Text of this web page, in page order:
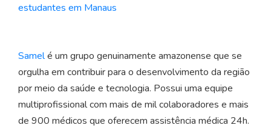
estudantes em Manaus
Samelé um grupo genuinamente amazonense que se
orgulha em contribuir para o desenvolvimento da região
por meio da saúde e tecnologia. Possui uma equipe
multiprofissional com mais de mil colaboradores e mais
de 900 médicos que oferecem assistência médica 24h.